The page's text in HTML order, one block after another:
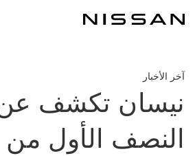
المحتوى
آخر الأخبار
نيسان تكشف عن
النصف الأول من